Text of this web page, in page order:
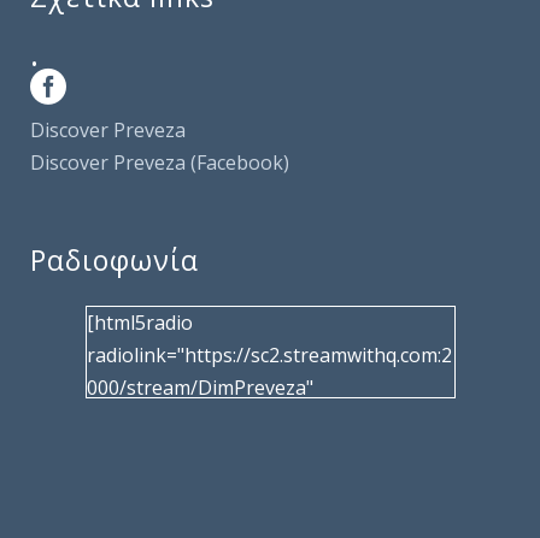
.
Discover Preveza
Discover Preveza (Facebook)
Ραδιοφωνία
[html5radio
radiolink="https://sc2.streamwithq.com:2
000/stream/DimPreveza"